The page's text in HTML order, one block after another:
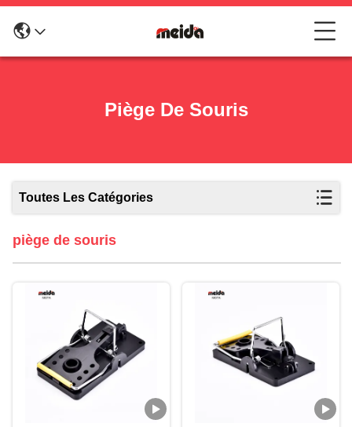
Piège De Souris
Toutes Les Catégories
piège de souris